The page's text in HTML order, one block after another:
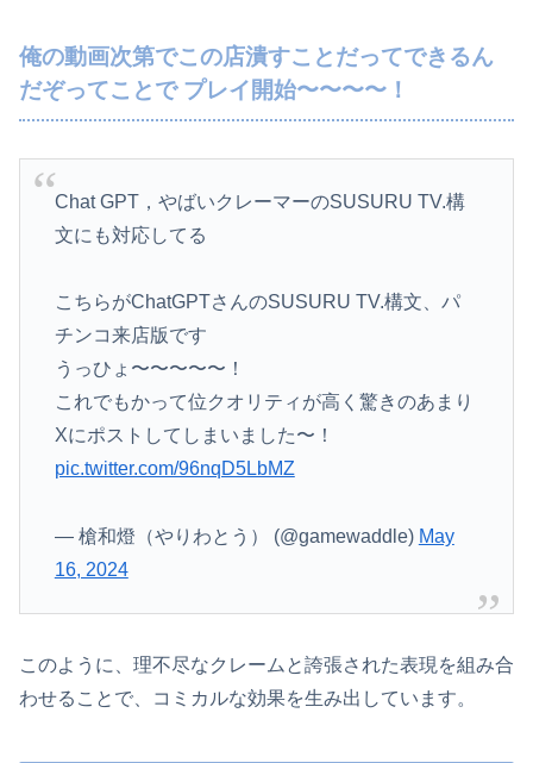
俺の動画次第でこの店潰すことだってできるん
だぞってことで プレイ開始〜〜〜〜！
Chat GPT，やばいクレーマーのSUSURU TV.構
文にも対応してる
こちらがChatGPTさんのSUSURU TV.構文、パ
チンコ来店版です
うっひょ〜〜〜〜〜！
これでもかって位クオリティが高く驚きのあまり
Xにポストしてしまいました〜！
pic.twitter.com/96nqD5LbMZ
— 槍和燈（やりわとう） (@gamewaddle) May
16, 2024
このように、理不尽なクレームと誇張された表現を組み合
わせることで、コミカルな効果を生み出しています。